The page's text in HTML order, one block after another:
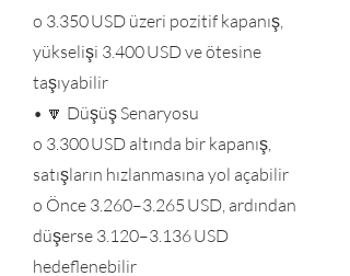
o 3.350 USD üzeri pozitif kapanış,
yükselişi 3.400 USD ve ötesine
taşıyabilir
• 🔽 Düşüş Senaryosu
o 3.300 USD altında bir kapanış,
satışların hızlanmasına yol açabilir
o Önce 3.260–3.265 USD, ardından
düşerse 3.120–3.136 USD
hedeflenebilir